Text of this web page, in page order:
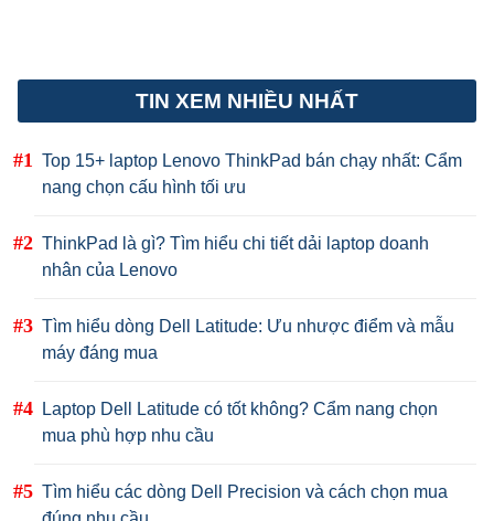
TIN XEM NHIỀU NHẤT
Top 15+ laptop Lenovo ThinkPad bán chạy nhất: Cẩm
nang chọn cấu hình tối ưu
ThinkPad là gì? Tìm hiểu chi tiết dải laptop doanh
nhân của Lenovo
Tìm hiểu dòng Dell Latitude: Ưu nhược điểm và mẫu
máy đáng mua
Laptop Dell Latitude có tốt không? Cẩm nang chọn
mua phù hợp nhu cầu
Tìm hiểu các dòng Dell Precision và cách chọn mua